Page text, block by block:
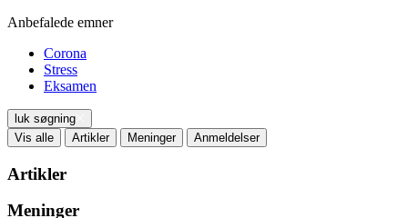
Anbefalede emner
Corona
Stress
Eksamen
luk søgning
Vis alle
Artikler Meninger Anmeldelser
Artikler
Meninger